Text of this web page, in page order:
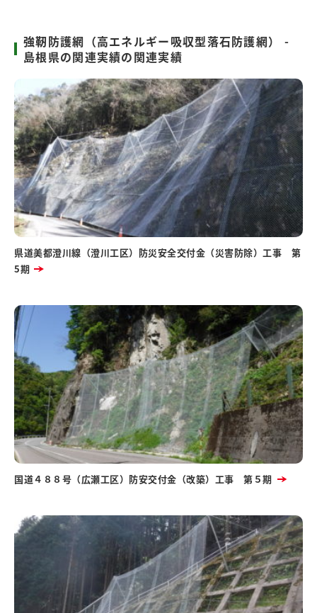
強靭防護網（高エネルギー吸収型落石防護網） -
島根県の関連実績の関連実績
県道美都澄川線（澄川工区）防災安全交付金（災害防除）工事 第
5期
国道４８８号（広瀬工区）防安交付金（改築）工事 第５期